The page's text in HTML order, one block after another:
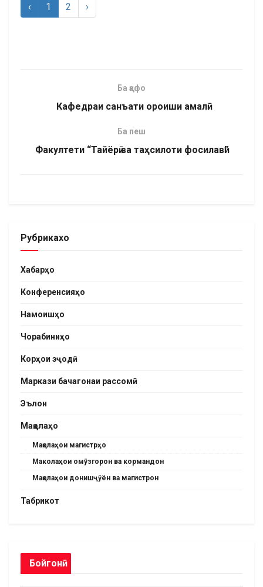
‹ 1 2 ›
Ба қафо
Кафедраи санъати ороиши амалӣ
Ба пеш
Факултети “Тайёрӣ ва таҳсилоти фосилавӣ”
Рубрикахо
Хабарҳо
Конференсияҳо
Намоишҳо
Чорабиниҳо
Корҳои эҷодӣ
Маркази бачагонаи рассомӣ
Эълон
Мақолаҳо
Мақолаҳои магистрҳо
Маколаҳои омӯзгорон ва кормандон
Мақолаҳои донишҷӯён ва магистрон
Табрикот
Бойгонӣ